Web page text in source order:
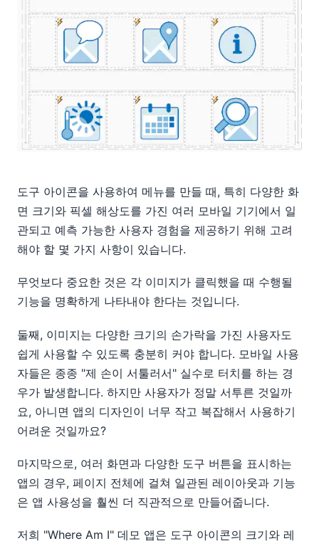
도구 아이콘을 사용하여 메뉴를 만들 때, 특히 다양한 화
면 크기와 픽셀 해상도를 가진 여러 모바일 기기에서 일
관되고 예측 가능한 사용자 경험을 제공하기 위해 고려
해야 할 몇 가지 사항이 있습니다.
무엇보다 중요한 것은 각 이미지가 클릭했을 때 수행될
기능을 명확하게 나타내야 한다는 것입니다.
둘째, 이미지는 다양한 크기의 손가락을 가진 사용자도
쉽게 사용할 수 있도록 충분히 커야 합니다. 모바일 사용
자들은 종종 "제 손이 서툴러서" 실수로 터치를 하는 경
우가 발생합니다. 하지만 사용자가 정말 서투른 것일까
요, 아니면 앱의 디자인이 너무 작고 복잡해서 사용하기
어려운 것일까요?
마지막으로, 여러 화면과 다양한 도구 버튼을 표시하는
앱의 경우, 페이지 전체에 걸쳐 일관된 레이아웃과 기능
은 앱 사용성을 훨씬 더 직관적으로 만들어줍니다.
저희 "Where Am I" 데모 앱은 도구 아이콘의 크기와 레